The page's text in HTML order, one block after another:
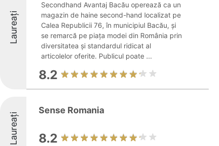
Laureați
Secondhand Avantaj Bacău operează ca un
magazin de haine second-hand localizat pe
Calea Republicii 76, în municipiul Bacău, și
se remarcă pe piața modei din România prin
diversitatea și standardul ridicat al
articolelor oferite. Publicul poate ...
8.2
Laureați
Sense Romania
8.2